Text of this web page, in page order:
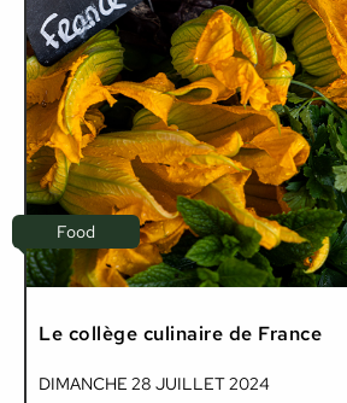
Food
Le collège culinaire de France
DIMANCHE 28 JUILLET 2024